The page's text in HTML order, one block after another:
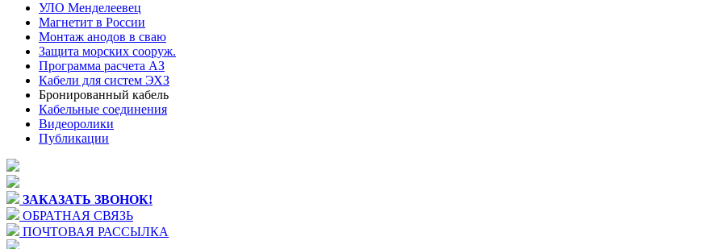
УЛО Менделеевец
Магнетит в России
Монтаж анодов в сваю
Защита морских сооруж.
Программа расчета АЗ
Кабели для систем ЭХЗ
Бронированный кабель
Кабельные соединения
Видеоролики
Публикации
ЗАКАЗАТЬ ЗВОНОК!
ОБРАТНАЯ СВЯЗЬ
ПОЧТОВАЯ РАССЫЛКА